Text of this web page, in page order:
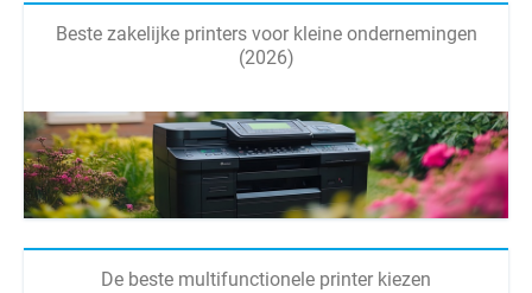
Beste zakelijke printers voor kleine ondernemingen
(2026)
De beste multifunctionele printer kiezen